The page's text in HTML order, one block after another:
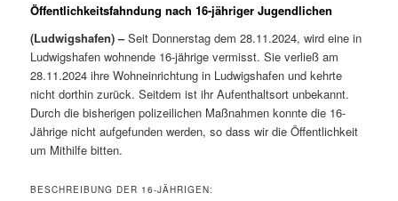
Öffentlichkeitsfahndung nach 16-jähriger Jugendlichen
(Ludwigshafen) –Seit Donnerstag dem 28.11.2024, wird eine in
Ludwigshafen wohnende 16-jährige vermisst. Sie verließ am
28.11.2024 ihre Wohneinrichtung in Ludwigshafen und kehrte
nicht dorthin zurück. Seitdem ist ihr Aufenthaltsort unbekannt.
Durch die bisherigen polizeilichen Maßnahmen konnte die 16-
Jährige nicht aufgefunden werden, so dass wir die Öffentlichkeit
um Mithilfe bitten.
BESCHREIBUNG DER 16-JÄHRIGEN: